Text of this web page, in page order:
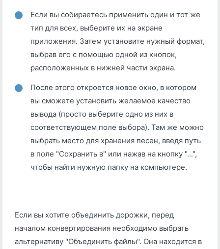
Если вы собираетесь применить один и тот же
тип для всех, выберите их на экране
приложения. Затем установите нужный формат,
выбрав его с помощью одной из кнопок,
расположенных в нижней части экрана.
После этого откроется новое окно, в котором
вы сможете установить желаемое качество
вывода (просто выберите одно из них в
соответствующем поле выбора). Там же можно
выбрать место для хранения песен, введя путь
в поле "Сохранить в" или нажав на кнопку "...",
чтобы найти нужную папку на компьютере.
Если вы хотите объединить дорожки, перед
началом конвертирования необходимо выбрать
альтернативу "Объединить файлы". Она находится в